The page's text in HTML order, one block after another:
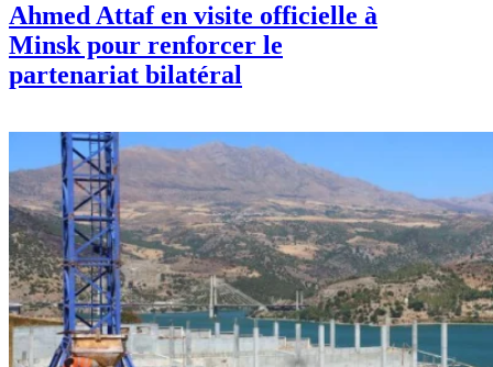
Ahmed Attaf en visite officielle à
Minsk pour renforcer le
partenariat bilatéral